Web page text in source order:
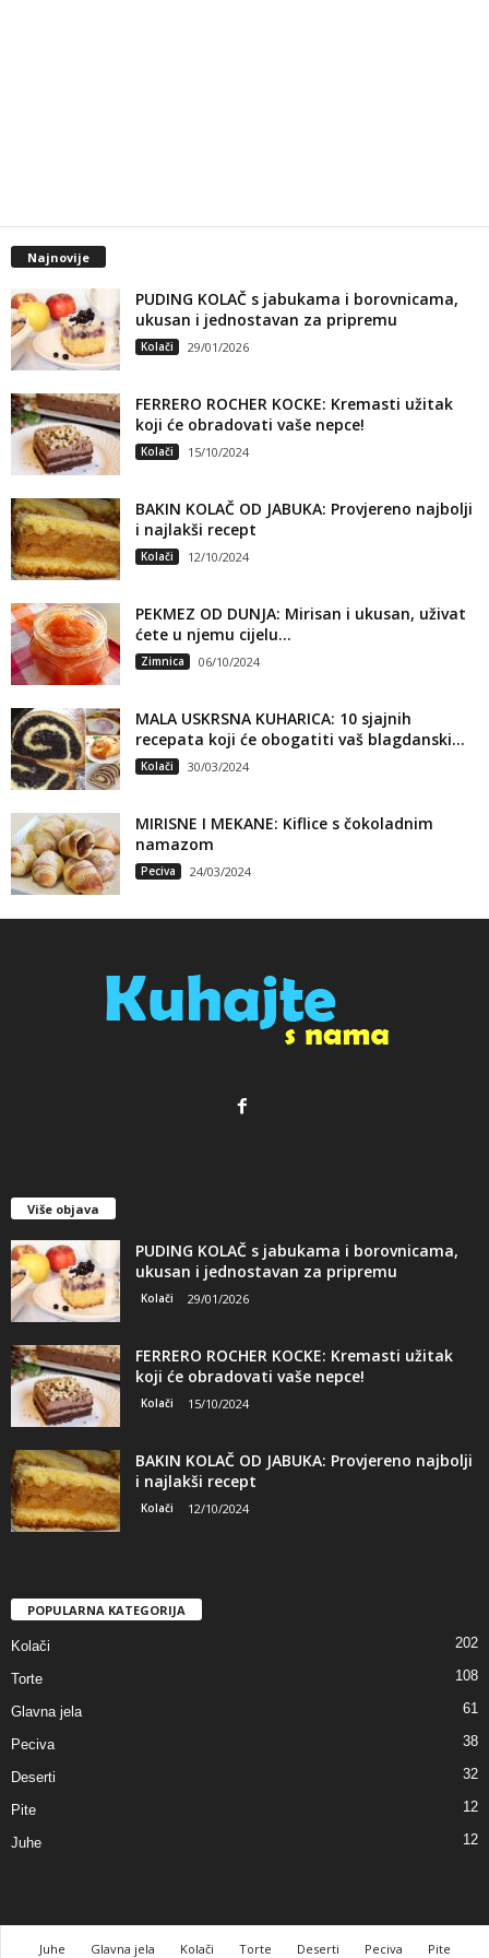
Najnovije
PUDING KOLAČ s jabukama i borovnicama,
ukusan i jednostavan za pripremu
Kolači 29/01/2026
FERRERO ROCHER KOCKE: Kremasti užitak
koji će obradovati vaše nepce!
Kolači 15/10/2024
BAKIN KOLAČ OD JABUKA: Provjereno najbolji
i najlakši recept
Kolači 12/10/2024
PEKMEZ OD DUNJA: Mirisan i ukusan, uživat
ćete u njemu cijelu...
Zimnica 06/10/2024
MALA USKRSNA KUHARICA: 10 sjajnih
recepata koji će obogatiti vaš blagdanski...
Kolači 30/03/2024
MIRISNE I MEKANE: Kiflice s čokoladnim
namazom
Peciva 24/03/2024
Više objava
PUDING KOLAČ s jabukama i borovnicama,
ukusan i jednostavan za pripremu
Kolači 29/01/2026
FERRERO ROCHER KOCKE: Kremasti užitak
koji će obradovati vaše nepce!
Kolači 15/10/2024
BAKIN KOLAČ OD JABUKA: Provjereno najbolji
i najlakši recept
Kolači 12/10/2024
POPULARNA KATEGORIJA
Kolači 202
Torte 108
Glavna jela 61
Peciva 38
Deserti 32
Pite 12
Juhe 12
Juhe Glavna jela Kolači Torte Deserti Peciva Pite